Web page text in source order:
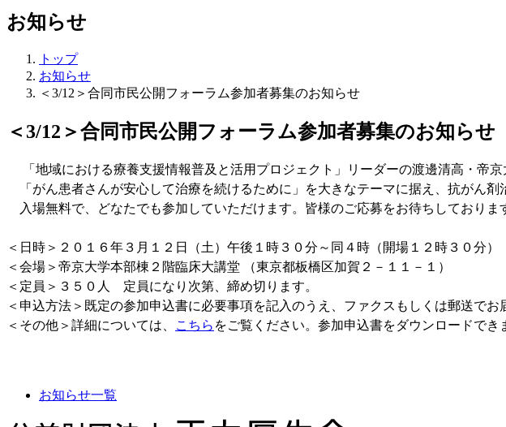
お知らせ
トップ
お知らせ
＜3/12＞合同市民公開フォーラム参加者募集のお知らせ
＜3/12＞合同市民公開フォーラム参加者募集のお知らせ
「地域における療養支援情報普及と活用プロジェクト」リーダーの渡邊清高・帝
「がん患者さんが安心して治療を続けるために」を大きなテーマに据え、抗がん剤
入場無料で、どなたでも参加していただけます。皆様のご応募をお待ちしておりま
＜日時＞２０１６年３月１２日（土）午後１時３０分～同４時（開場１２時３０分）
＜会場＞帝京大学本部棟２階臨床大講堂 （東京都板橋区加賀２－１１－１）
＜定員＞３５０人 定員になり次第、締め切ります。
＜申込方法＞既定の参加申込書に必要事項を記入のうえ、ファクスもしくは郵送でお
＜その他＞詳細については、
こちら をご覧ください。参加申込書をダウンロードでき
お知らせ一覧